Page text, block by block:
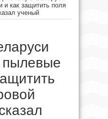
и как защитить поля
ученый
пылевые